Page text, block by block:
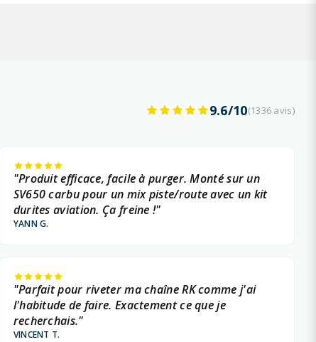
9.6/10(1336 avis)
"Produit efficace, facile à purger. Monté sur un
SV650 carbu pour un mix piste/route avec un kit
durites aviation. Ça freine !"
YANN G.
"Parfait pour riveter ma chaîne RK comme j'ai
l'habitude de faire. Exactement ce que je
recherchais."
VINCENT T.